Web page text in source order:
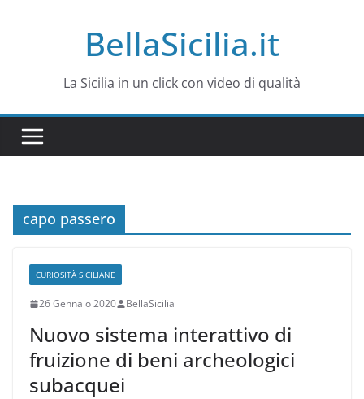
BellaSicilia.it
La Sicilia in un click con video di qualità
capo passero
CURIOSITÀ SICILIANE
26 Gennaio 2020 BellaSicilia
Nuovo sistema interattivo di
fruizione di beni archeologici
subacquei